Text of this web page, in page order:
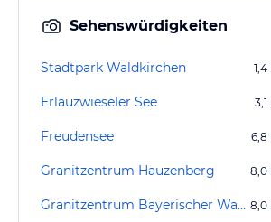
Sehenswürdigkeiten
Stadtpark Waldkirchen 1,4
Erlauzwieseler See 3,1
Freudensee 6,8
Granitzentrum Hauzenberg 8,0
Granitzentrum Bayerischer Wald 8,0